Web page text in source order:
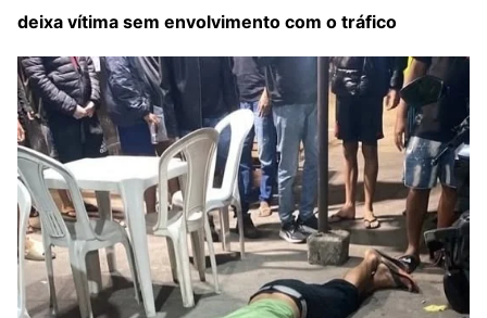
deixa vítima sem envolvimento com o tráfico